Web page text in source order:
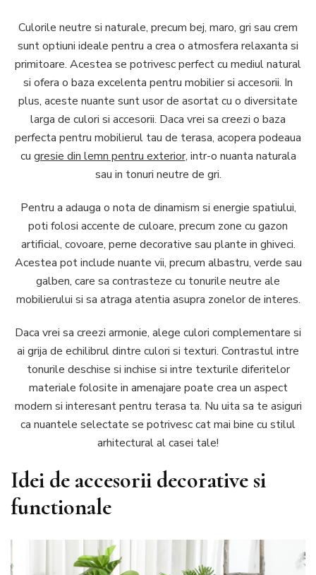
Culorile neutre si naturale, precum bej, maro, gri sau crem
sunt optiuni ideale pentru a crea o atmosfera relaxanta si
primitoare. Acestea se potrivesc perfect cu mediul natural
si ofera o baza excelenta pentru mobilier si accesorii. In
plus, aceste nuante sunt usor de asortat cu o diversitate
larga de culori si accesorii. Daca vrei sa creezi o baza
perfecta pentru mobilierul tau de terasa, acopera podeaua
cu gresie din lemn pentru exterior, intr-o nuanta naturala
sau in tonuri neutre de gri.
Pentru a adauga o nota de dinamism si energie spatiului,
poti folosi accente de culoare, precum zone cu gazon
artificial, covoare, perne decorative sau plante in ghiveci.
Acestea pot include nuante vii, precum albastru, verde sau
galben, care sa contrasteze cu tonurile neutre ale
mobilierului si sa atraga atentia asupra zonelor de interes.
Daca vrei sa creezi armonie, alege culori complementare si
ai grija de echilibrul dintre culori si texturi. Contrastul intre
tonurile deschise si inchise si intre texturile diferitelor
materiale folosite in amenajare poate crea un aspect
modern si interesant pentru terasa ta. Nu uita sa te asiguri
ca nuantele selectate se potrivesc cat mai bine cu stilul
arhitectural al casei tale!
Idei de accesorii decorative si
functionale